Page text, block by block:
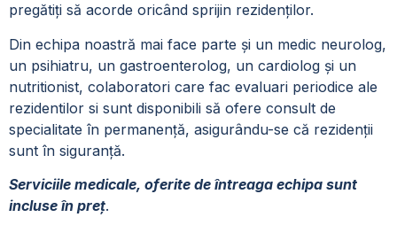
pregătiți să acorde oricând sprijin rezidenților.
Din echipa noastră mai face parte și un medic neurolog,
un psihiatru, un gastroenterolog, un cardiolog și un
nutritionist, colaboratori care fac evaluari periodice ale
rezidentilor si sunt disponibili să ofere consult de
specialitate în permanență, asigurându-se că rezidenții
sunt în siguranță.
Serviciile medicale, oferite de întreaga echipa sunt
incluse în preț.